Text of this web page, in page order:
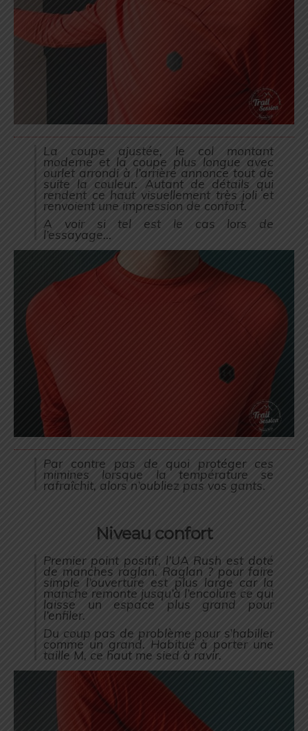
La coupe ajustée, le col montant
moderne et la coupe plus longue avec
ourlet arrondi à l’arrière annonce tout de
suite la couleur. Autant de détails qui
rendent ce haut visuellement très joli et
renvoient une impression de confort.
A voir si tel est le cas lors de
l’essayage…
Par contre pas de quoi protéger ces
mimines lorsque la température se
rafraîchit, alors n’oubliez pas vos gants.
Niveau confort
Premier point positif, l’UA Rush est doté
de manches raglan. Raglan ? pour faire
simple l’ouverture est plus large car la
manche remonte jusqu’à l’encolure ce qui
laisse un espace plus grand pour
l’enfiler.
Du coup pas de problème pour s’habiller
comme un grand. Habitué à porter une
taille M, ce haut me sied à ravir.